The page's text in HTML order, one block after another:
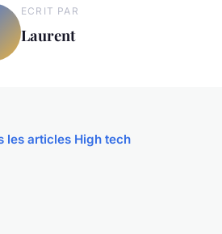
ECRIT PAR
Laurent
les articles High tech